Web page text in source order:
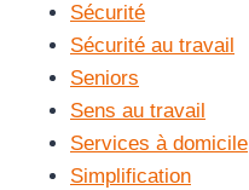
Sécurité
Sécurité au travail
Seniors
Sens au travail
Services à domicile
Simplification